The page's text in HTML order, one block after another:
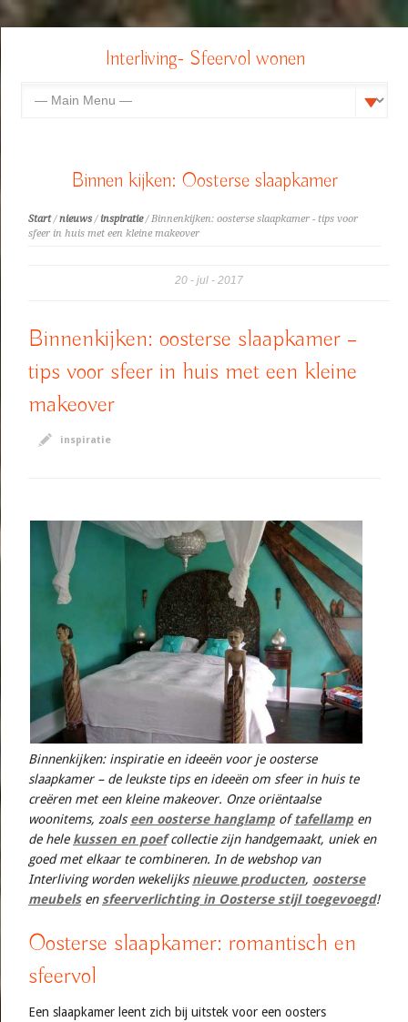
Interliving- Sfeervol wonen
Binnen kijken: Oosterse slaapkamer
Start/nieuws /inspiratie/ Binnenkijken: oosterse slaapkamer - tips voor
sfeer in huis met een kleine makeover
20 jul 2017
Binnenkijken: oosterse slaapkamer –
tips voor sfeer in huis met een kleine
makeover
inspiratie
Binnenkijken: inspiratie en ideeën voor je oosterse
slaapkamer – de leukste tips en ideeën om sfeer in huis te
creëren met een kleine makeover. Onze oriëntaalse
woonitems, zoals een oosterse hanglamp oftafellamp en
de hele kussen en poefcollectie zijn handgemaakt, uniek en
goed met elkaar te combineren. In de webshop van
Interliving worden wekelijks nieuwe producten, oosterse
meubelsen sfeerverlichting in Oosterse stijl toegevoegd!
Oosterse slaapkamer: romantisch en
sfeervol
Een slaapkamer leent zich bij uitstek voor een oosters